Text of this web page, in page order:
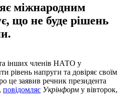
міжнародним
що не буде рішень
інших членів НАТО у
рівень напруги та довіряє своїм
це заявив речник президента
повідомляє Укрінформ у вівторок,